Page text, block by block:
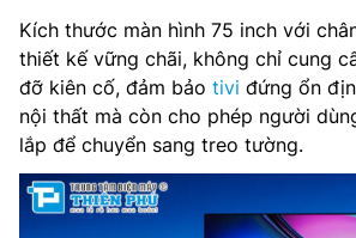
Chia sẻ màn hình: AirPlay 2 ,DLNA,
Sharing
Truyền thanh Kỹ thuật số: DVB-T2 (*VN:
Kết nối: Wifi, Ethernet Network (RJ45),
HDMI eARC, Cổng AV IN, eARC/ARC,
Cổng Optical
Kích thước màn hình 75 inch với
thiết kế vững chãi, không chỉ cung
đỡ kiên cố, đảm bảo tivi đứng ổn
nội thất mà còn cho phép người
lắp để chuyển sang treo tường.